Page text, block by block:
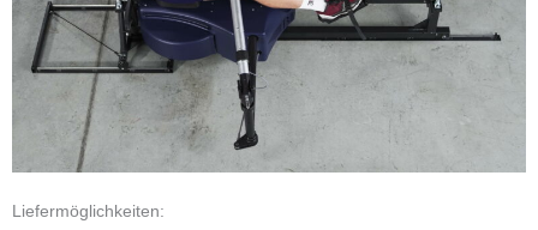
Liefermöglichkeiten: